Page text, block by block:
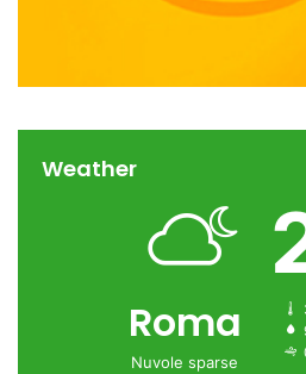
Weather
Roma
Nuvole sparse